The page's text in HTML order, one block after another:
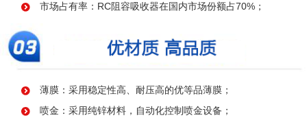
市场占有率：RC阻容吸收器在国内市场份额占70%；
薄膜：采用稳定性高、耐压高的优等品薄膜；
喷金：采用纯锌材料，自动化控制喷金设备；